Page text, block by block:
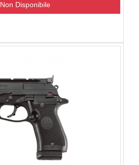
Non Disponibile